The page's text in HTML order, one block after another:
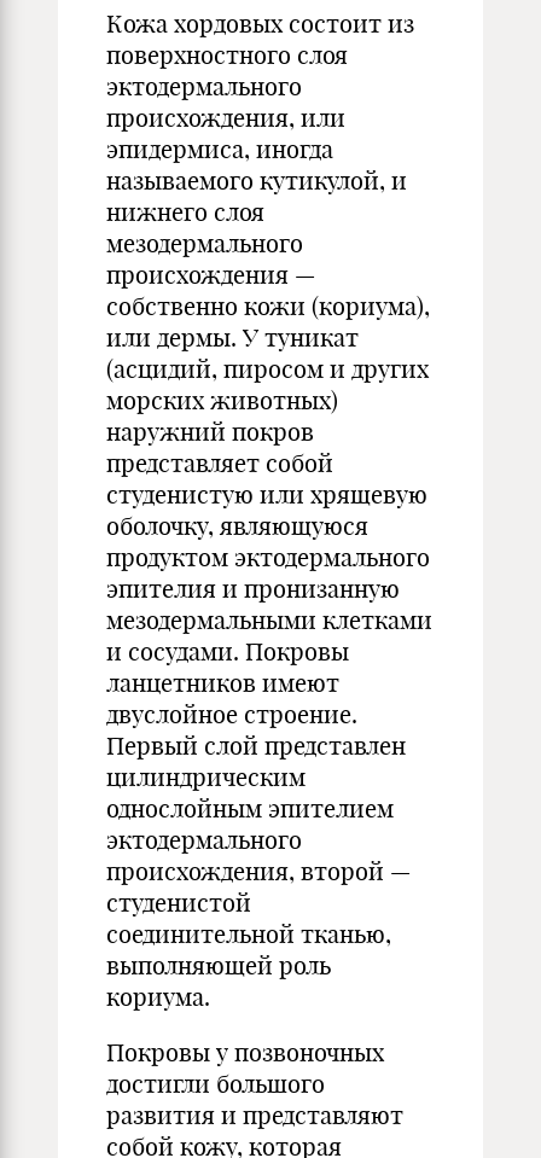
Кожа хордовых состоит из
поверхностного слоя
эктодермального
происхождения, или
эпидермиса, иногда
называемого кутикулой, и
нижнего слоя
мезодермального
происхождения —
собственно кожи (кориума),
или дермы. У туникат
(асцидий, пиросом и других
морских животных)
наружний покров
представляет собой
студенистую или хрящевую
оболочку, являющуюся
продуктом эктодермального
эпителия и пронизанную
мезодермальными клетками
и сосудами. Покровы
ланцетников имеют
двуслойное строение.
Первый слой представлен
цилиндрическим
однослойным эпителием
эктодермального
происхождения, второй —
студенистой
соединительной тканью,
выполняющей роль
кориума.
Покровы у позвоночных
достигли большого
развития и представляют
собой кожу, которая